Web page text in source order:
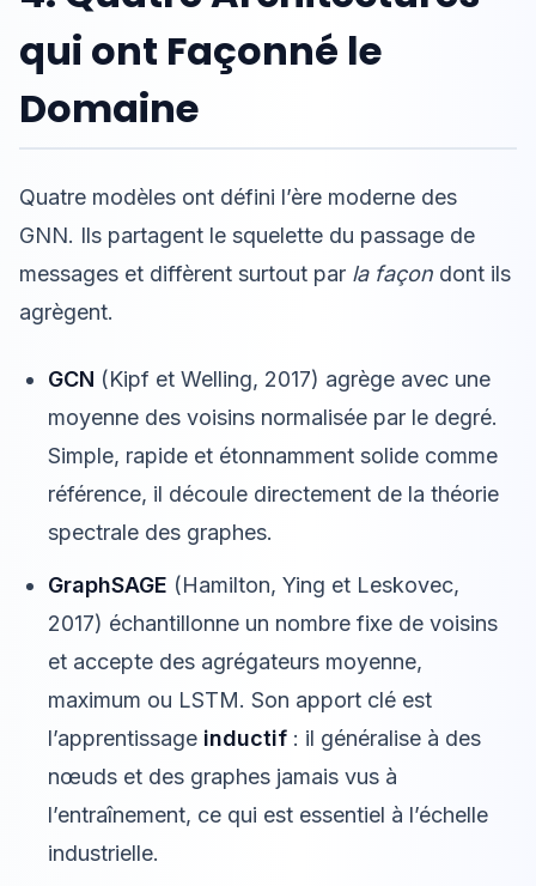
qui ont Façonné le
Domaine
Quatre modèles ont défini l’ère moderne des
GNN. Ils partagent le squelette du passage de
messages et diffèrent surtout par la façon dont ils
agrègent.
GCN (Kipf et Welling, 2017) agrège avec une
moyenne des voisins normalisée par le degré.
Simple, rapide et étonnamment solide comme
référence, il découle directement de la théorie
spectrale des graphes.
GraphSAGE (Hamilton, Ying et Leskovec,
2017) échantillonne un nombre fixe de voisins
et accepte des agrégateurs moyenne,
maximum ou LSTM. Son apport clé est
l’apprentissage inductif : il généralise à des
nœuds et des graphes jamais vus à
l’entraînement, ce qui est essentiel à l’échelle
industrielle.